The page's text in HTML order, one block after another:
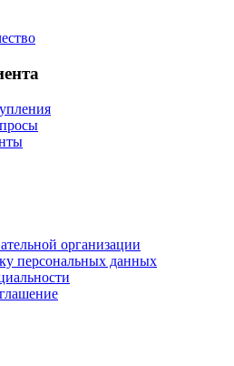
организации
персональных данных